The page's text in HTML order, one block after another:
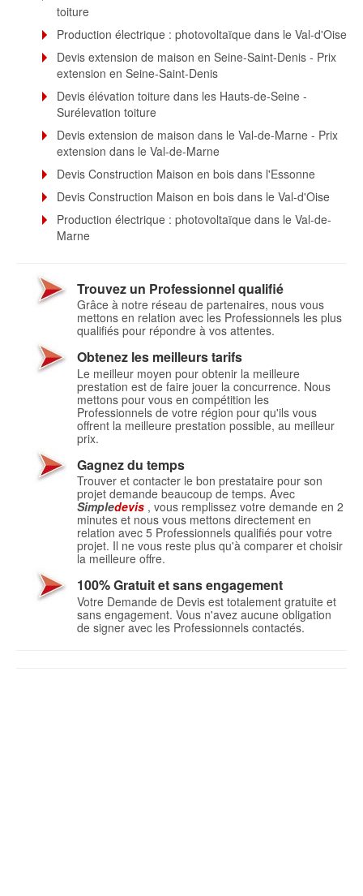
toiture
Production électrique : photovoltaïque dans le Val-d'Oise
Devis extension de maison en Seine-Saint-Denis - Prix
extension en Seine-Saint-Denis
Devis élévation toiture dans les Hauts-de-Seine -
Surélevation toiture
Devis extension de maison dans le Val-de-Marne - Prix
extension dans le Val-de-Marne
Devis Construction Maison en bois dans l'Essonne
Devis Construction Maison en bois dans le Val-d'Oise
Production électrique : photovoltaïque dans le Val-de-
Marne
Trouvez un Professionnel qualifié
Grâce à notre réseau de partenaires, nous vous
mettons en relation avec les Professionnels les plus
qualifiés pour répondre à vos attentes.
Obtenez les meilleurs tarifs
Le meilleur moyen pour obtenir la meilleure
prestation est de faire jouer la concurrence. Nous
mettons pour vous en compétition les
Professionnels de votre région pour qu'ils vous
offrent la meilleure prestation possible, au meilleur
prix.
Gagnez du temps
Trouver et contacter le bon prestataire pour son
projet demande beaucoup de temps. Avec
Simpledevis , vous remplissez votre demande en 2
minutes et nous vous mettons directement en
relation avec 5 Professionnels qualifiés pour votre
projet. Il ne vous reste plus qu'à comparer et choisir
la meilleure offre.
100% Gratuit et sans engagement
Votre Demande de Devis est totalement gratuite et
sans engagement. Vous n'avez aucune obligation
de signer avec les Professionnels contactés.